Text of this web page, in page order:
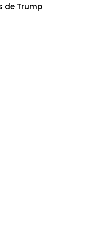
de Trump